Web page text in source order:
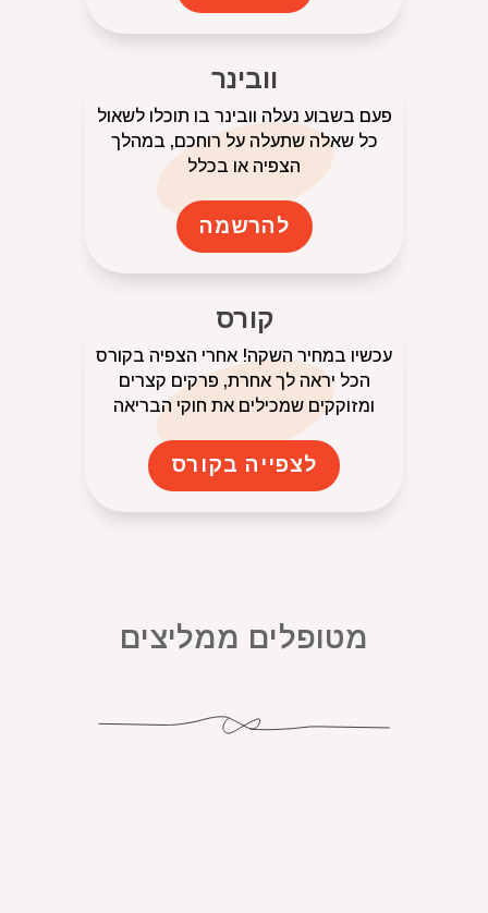
וובינר
פעם בשבוע נעלה וובינר בו תוכלו לשאול
כל שאלה שתעלה על רוחכם, במהלך
הצפיה או בכלל
להרשמה
קורס
עכשיו במחיר השקה! אחרי הצפיה בקורס
הכל יראה לך אחרת, פרקים קצרים
ומזוקקים שמכילים את חוקי הבריאה
לצפייה בקורס
מטופלים ממליצים